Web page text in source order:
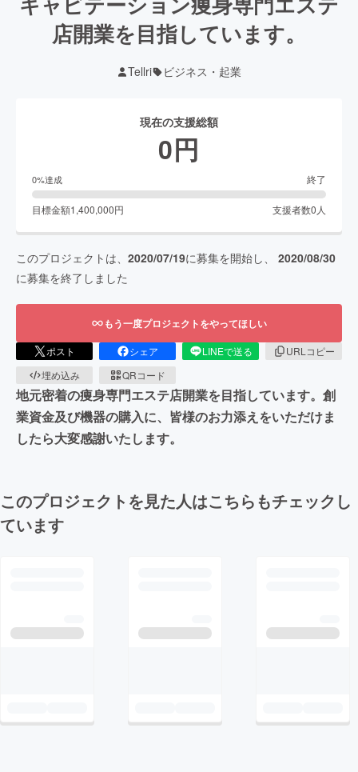
店開業を目指しています。
Tellri ビジネス・起業
現在の支援総額
0円
0%達成 終了
目標金額1,400,000円 支援者数0 人
このプロジェクトは、 2020/07/19に募集を開始し、 2020/08/30
に募集を終了しました
もう一度プロジェクトをやってほしい
ポスト シェア LINEで送る
URLコピー
埋め込み
QRコード
地元密着の痩身専門エステ店開業を目指しています。創
業資金及び機器の購入に、皆様のお力添えをいただけま
したら大変感謝いたします。
このプロジェクトを見た人はこちらもチェックし
ています